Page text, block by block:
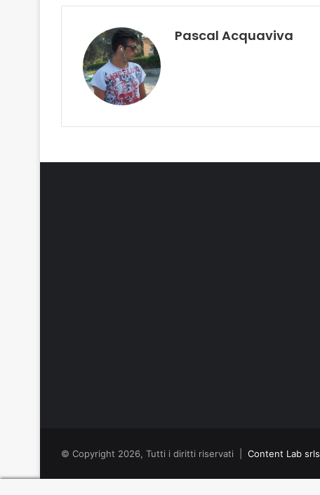
Pascal Acquaviva
© Copyright 2026, Tutti i diritti riservati | Content Lab srls